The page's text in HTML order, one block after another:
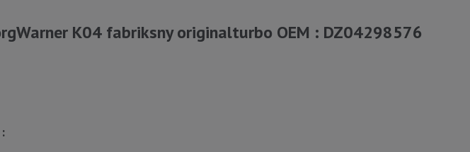
K04 fabriksny originalturbo OEM : DZ04298576